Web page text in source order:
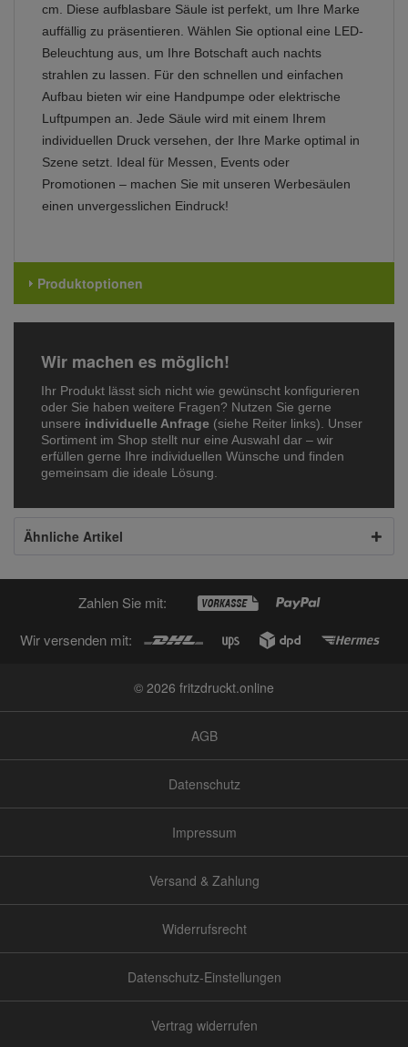
cm. Diese aufblasbare Säule ist perfekt, um Ihre Marke
auffällig zu präsentieren. Wählen Sie optional eine LED-
Beleuchtung aus, um Ihre Botschaft auch nachts
strahlen zu lassen. Für den schnellen und einfachen
Aufbau bieten wir eine Handpumpe oder elektrische
Luftpumpen an. Jede Säule wird mit einem Ihrem
individuellen Druck versehen, der Ihre Marke optimal in
Szene setzt. Ideal für Messen, Events oder
Promotionen – machen Sie mit unseren Werbesäulen
einen unvergesslichen Eindruck!
Produktoptionen
Wir machen es möglich!
Ihr Produkt lässt sich nicht wie gewünscht konfigurieren
oder Sie haben weitere Fragen? Nutzen Sie gerne
unsere individuelle Anfrage (siehe Reiter links). Unser
Sortiment im Shop stellt nur eine Auswahl dar – wir
erfüllen gerne Ihre individuellen Wünsche und finden
gemeinsam die ideale Lösung.
Ähnliche Artikel
Zahlen Sie mit:
Wir versenden mit:
© 2026 fritzdruckt.online
AGB
Datenschutz
Impressum
Versand & Zahlung
Widerrufsrecht
Datenschutz-Einstellungen
Vertrag widerrufen